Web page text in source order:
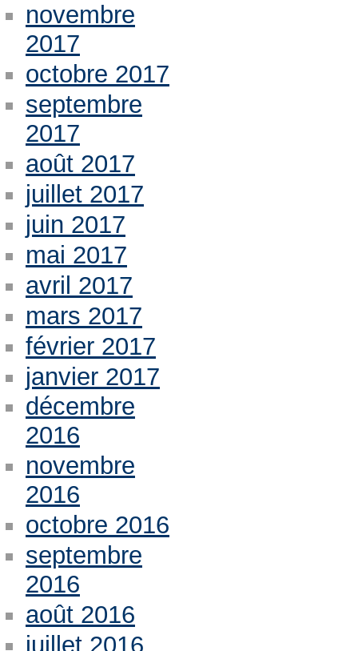
novembre
2017
octobre 2017
septembre
2017
août 2017
juillet 2017
juin 2017
mai 2017
avril 2017
mars 2017
février 2017
janvier 2017
décembre
2016
novembre
2016
octobre 2016
septembre
2016
août 2016
juillet 2016